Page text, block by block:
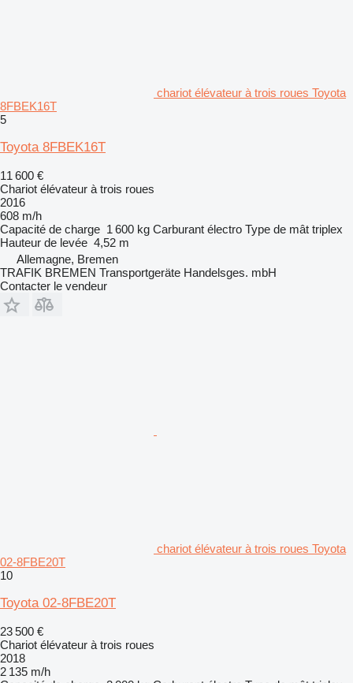
chariot élévateur à trois roues Toyota
8FBEK16T
5
Toyota 8FBEK16T
11 600 €
Chariot élévateur à trois roues
2016
608 m/h
Capacité de charge 1 600 kg Carburant électro Type de mât triplex
Hauteur de levée 4,52 m
Allemagne, Bremen
TRAFIK BREMEN Transportgeräte Handelsges. mbH
Contacter le vendeur
chariot élévateur à trois roues Toyota
02-8FBE20T
10
Toyota 02-8FBE20T
23 500 €
Chariot élévateur à trois roues
2018
2 135 m/h